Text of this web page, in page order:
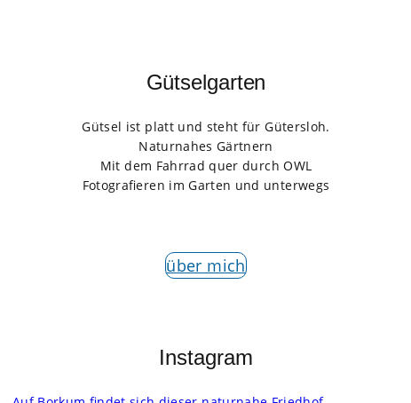
Gütselgarten
Gütsel ist platt und steht für Gütersloh.
Naturnahes Gärtnern
Mit dem Fahrrad quer durch OWL
Fotografieren im Garten und unterwegs
über mich
Instagram